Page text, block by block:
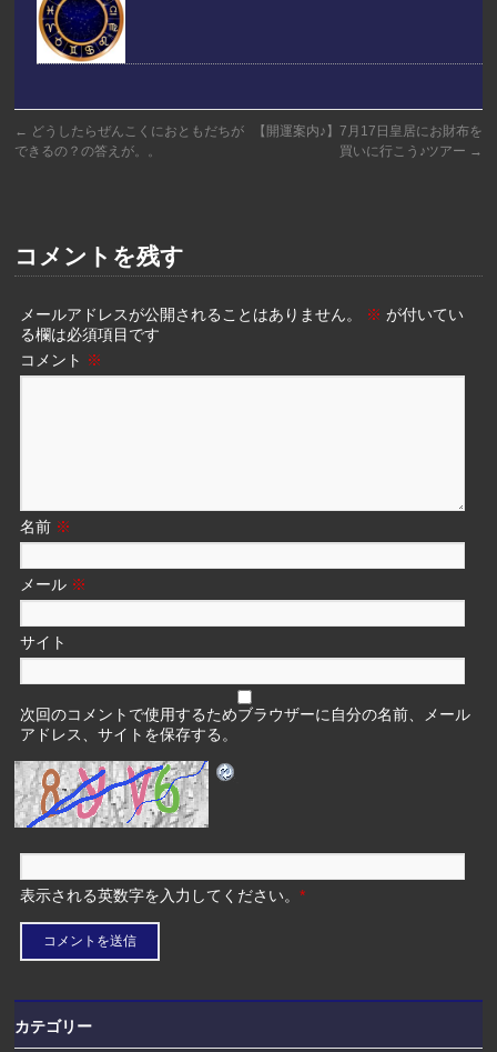
← どうしたらぜんこくにおともだちが
できるの？の答えが。。
【開運案内♪】7月17日皇居にお財布を
買いに行こう♪ツアー →
コメントを残す
メールアドレスが公開されることはありません。 ※ が付いてい
る欄は必須項目です
コメント ※
名前 ※
メール ※
サイト
次回のコメントで使用するためブラウザーに自分の名前、メール
アドレス、サイトを保存する。
表示される英数字を入力してください。*
カテゴリー